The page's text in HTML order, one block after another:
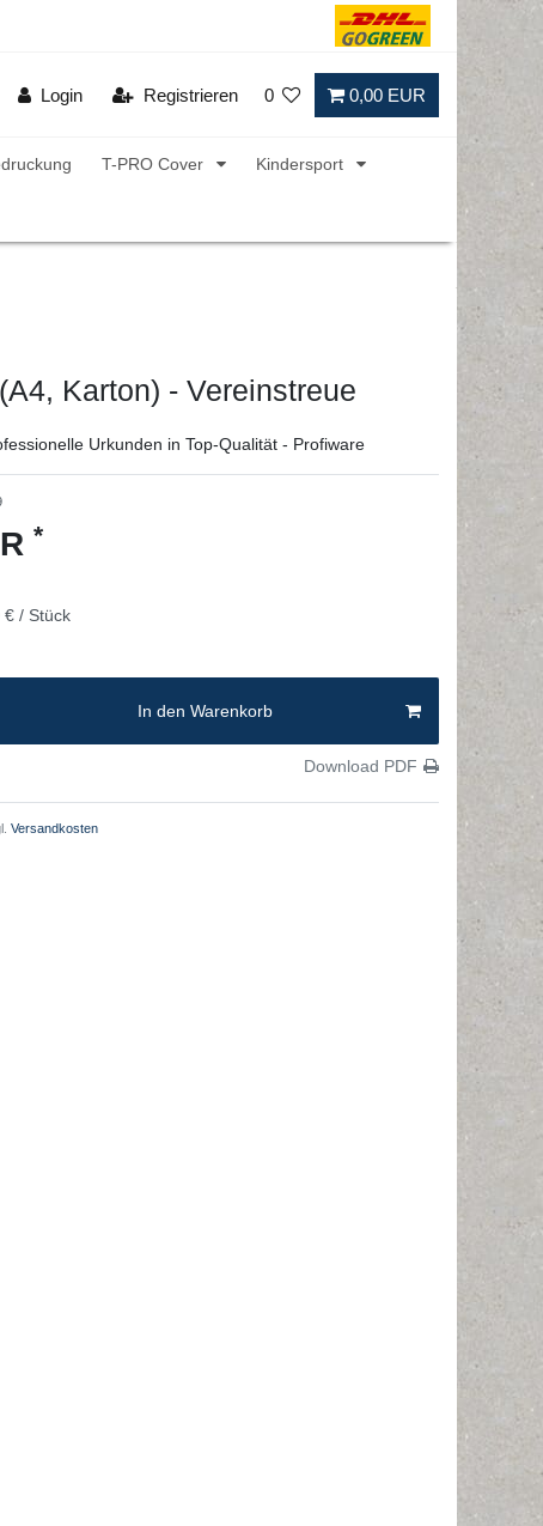
Login Registrieren 0 0,00 EUR
T-PRO Cover Kindersport
Karton) - Vereinstreue
Urkunden in Top-Qualität - Profiware
*
€ / Stück
In den Warenkorb
Download PDF
Versandkosten